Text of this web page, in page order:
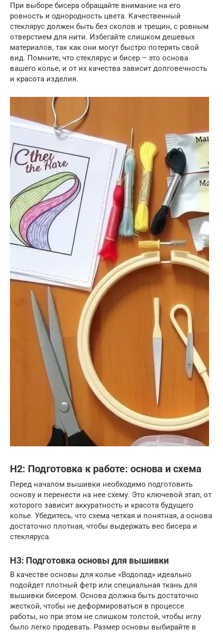
При выборе бисера обращайте внимание на его
ровность и однородность цвета. Качественный
стеклярус должен быть без сколов и трещин, с ровным
отверстием для нити. Избегайте слишком дешевых
материалов, так как они могут быстро потерять свой
вид. Помните, что стеклярус и бисер – это основа
вашего колье, и от их качества зависит долговечность
и красота изделия.
H2: Подготовка к работе: основа и схема
Перед началом вышивки необходимо подготовить
основу и перенести на нее схему. Это ключевой этап, от
которого зависит аккуратность и красота будущего
колье. Убедитесь, что схема четкая и понятная, а основа
достаточно плотная, чтобы выдержать вес бисера и
стекляруса.
H3: Подготовка основы для вышивки
В качестве основы для колье «Водопад» идеально
подойдет плотный фетр или специальная ткань для
вышивки бисером. Основа должна быть достаточно
жесткой, чтобы не деформироваться в процессе
работы, но при этом не слишком толстой, чтобы иглу
было легко продевать. Размер основы выбирайте в